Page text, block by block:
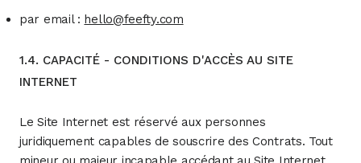
par email : hello@feefty.com
1.4. CAPACITÉ - CONDITIONS D'ACCÈS AU SITE
INTERNET
Le Site Internet est réservé aux personnes
juridiquement capables de souscrire des Contrats. Tout